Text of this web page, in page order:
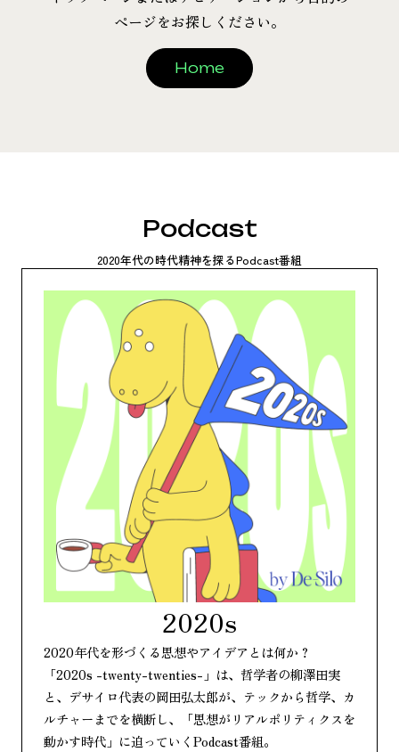
ページを​お探しください。
Home
Podcast
2020年代の時代精神を探るPodcast番組
2020s
2020年代を形づくる思想やアイデアとは何か？
「2020s -twenty-twenties-」は、哲学者の柳澤田実
と、デサイロ代表の岡田弘太郎が、テックから哲学、カ
ルチャーまでを横断し、「思想がリアルポリティクスを
動かす時代」に迫っていくPodcast番組。